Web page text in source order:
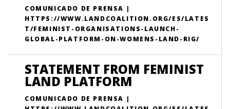
COMUNICADO DE PRENSA |
HTTPS://WWW.LANDCOALITION.ORG/ES/LATES
T/FEMINIST-ORGANISATIONS-LAUNCH-
GLOBAL-PLATFORM-ON-WOMENS-LAND-RIG/
STATEMENT FROM FEMINIST
LAND PLATFORM
COMUNICADO DE PRENSA |